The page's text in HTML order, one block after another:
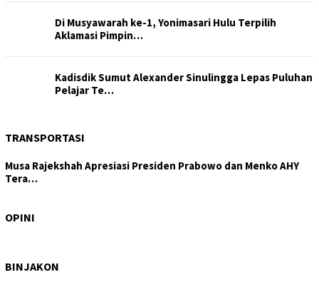
Di Musyawarah ke-1, Yonimasari Hulu Terpilih
Aklamasi Pimpin…
Kadisdik Sumut Alexander Sinulingga Lepas Puluhan
Pelajar Te…
TRANSPORTASI
Musa Rajekshah Apresiasi Presiden Prabowo dan Menko AHY
Tera…
OPINIDPRD Samo…
BINJAKON
Perdagangan, Invest…